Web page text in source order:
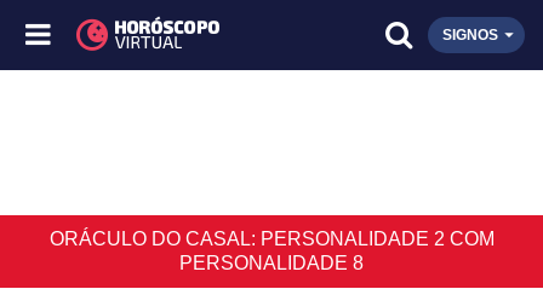
SIGNOS
ORÁCULO DO CASAL: PERSONALIDADE 2 COM
PERSONALIDADE 8